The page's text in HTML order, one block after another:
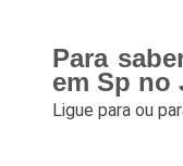
Para
em Sp no
Ligue para ou